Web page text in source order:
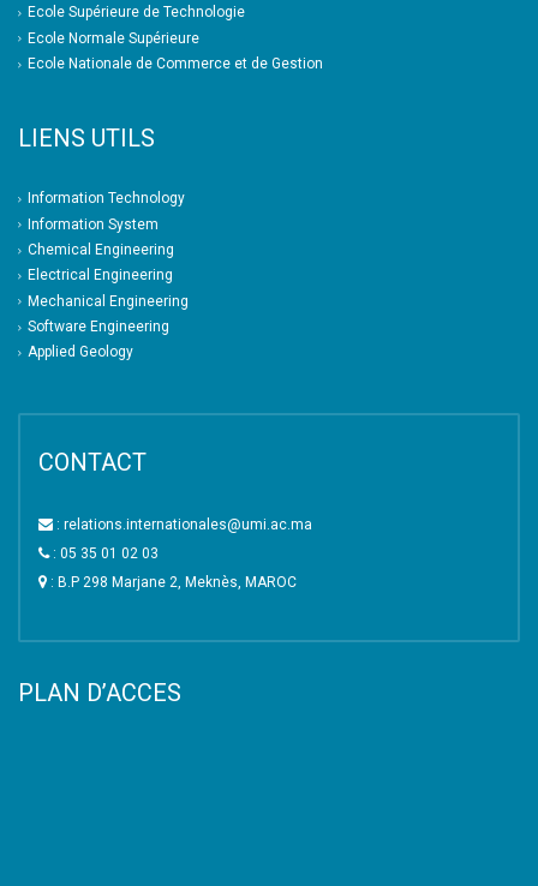
Ecole Supérieure de Technologie
Ecole Normale Supérieure
Ecole Nationale de Commerce et de Gestion
LIENS UTILS
Information Technology
Information System
Chemical Engineering
Electrical Engineering
Mechanical Engineering
Software Engineering
Applied Geology
CONTACT
: relations.internationales@umi.ac.ma
: 05 35 01 02 03
: B.P 298 Marjane 2, Meknès, MAROC
PLAN D’ACCES